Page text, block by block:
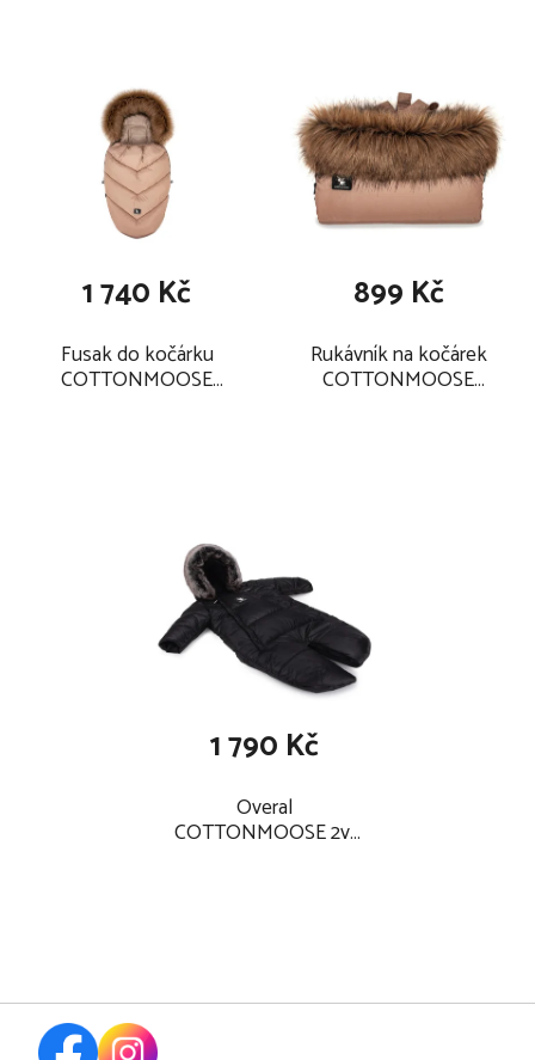
Fusak do kočárku
COTTONMOOSE
1 740 Kč
Rukávník na kočárek
COTTONMOOSE
899 Kč
Overal
COTTONMOOSE 2v1
1 790 Kč